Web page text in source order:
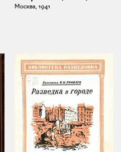
Москва, 1941